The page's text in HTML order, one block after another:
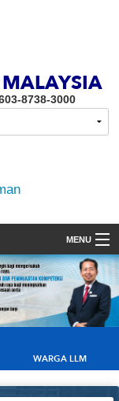
8738-3000
MENU
WARGA LLM